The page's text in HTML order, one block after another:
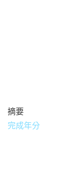
摘要
完成年分